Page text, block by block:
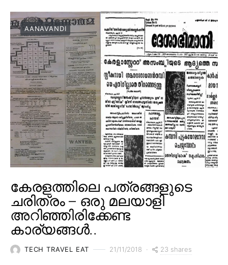
AANAVANDI
കേരളത്തിലെ പത്രങ്ങളുടെ
ചരിത്രം – ഒരു മലയാളി
അറിഞ്ഞിരിക്കേണ്ട
കാര്യങ്ങൾ..
TECH TRAVEL EAT 21/11/2018 23 shares